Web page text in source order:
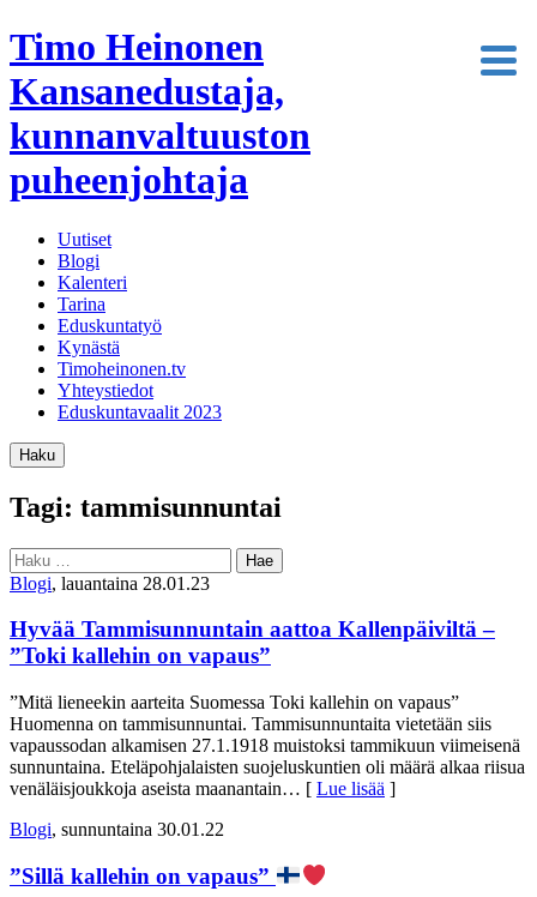
Timo Heinonen
Kansanedustaja,
kunnanvaltuuston
puheenjohtaja
Uutiset
Blogi
Kalenteri
Tarina
Eduskuntatyö
Kynästä
Timoheinonen.tv
Yhteystiedot
Eduskuntavaalit 2023
Haku
Tagi: tammisunnuntai
Haku:
Blogi, lauantaina 28.01.23
Hyvää Tammisunnuntain aattoa Kallenpäiviltä –
”Toki kallehin on vapaus”
”Mitä lieneekin aarteita Suomessa Toki kallehin on vapaus”
Huomenna on tammisunnuntai. Tammisunnuntaita vietetään siis
vapaussodan alkamisen 27.1.1918 muistoksi tammikuun viimeisenä
sunnuntaina. Eteläpohjalaisten suojeluskuntien oli määrä alkaa riisua
venäläisjoukkoja aseista maanantain… [ Lue lisää ]
Blogi, sunnuntaina 30.01.22
”Sillä kallehin on vapaus”